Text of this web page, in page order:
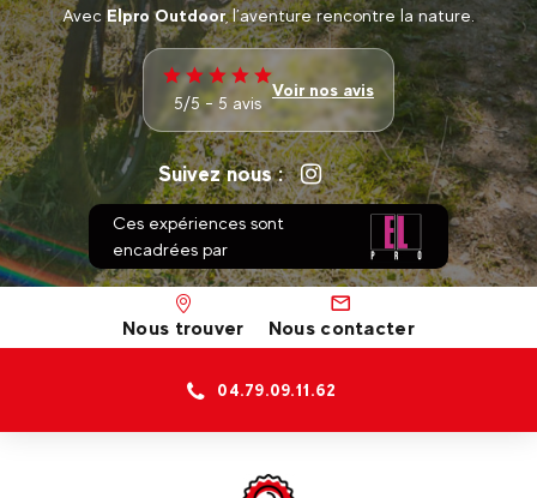
Avec Elpro Outdoor, l’aventure rencontre la nature.
5/5 - 5 avis
Voir nos avis
Suivez nous :
Ces expériences sont
encadrées par
Nous trouver Nous contacter
04.79.09.11.62